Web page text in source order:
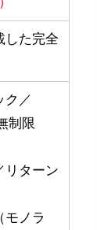
した完全
ク／
制限
リターン
モノラ